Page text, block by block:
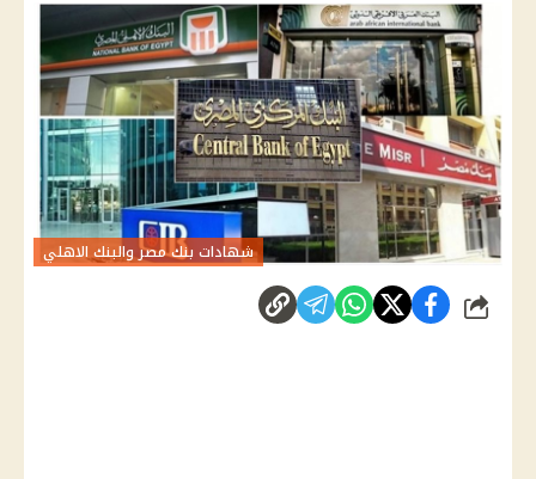
شهادات بنك مصر والبنك الاهلي
شارك